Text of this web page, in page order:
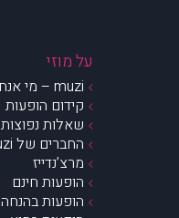
על מוזי
muzi – מי אנחנו?
קידום הופעות
שאלות נפוצות
החברים של muzi
מרצ’נדייז
הופעות חינם
הופעות בהנחה